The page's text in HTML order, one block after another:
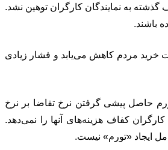
به نمایندگان کارگران توهین نشد.
باشند.
خرید مردم کاهش می‌یابد و فشار زیادی
حاصل پیشی گرفتن نرخ تقاضا بر نرخ
کفاف هزینه‌های آنها را نمی‌دهد.
ایجاد «تورم» نیست.